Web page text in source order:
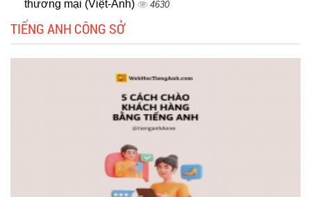
thương mại (Việt-Anh)
4630
TIẾNG ANH CÔNG SỞ